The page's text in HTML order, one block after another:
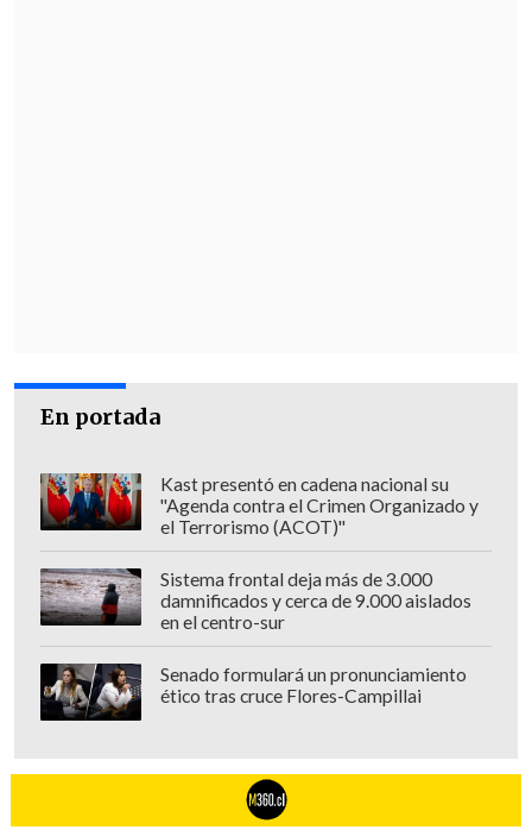
En portada
Kast presentó en cadena nacional su
"Agenda contra el Crimen Organizado y
el Terrorismo (ACOT)"
Sistema frontal deja más de 3.000
damnificados y cerca de 9.000 aislados
en el centro-sur
Senado formulará un pronunciamiento
ético tras cruce Flores-Campillai